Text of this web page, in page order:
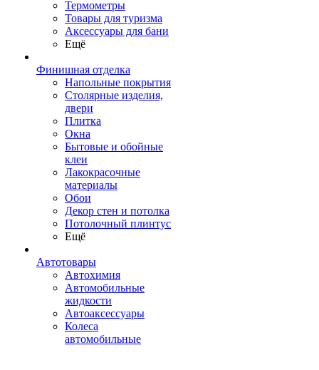
Термометры
Товары для туризма
Аксессуары для бани
Ещё
Финишная отделка
Напольные покрытия
Столярные изделия,
двери
Плитка
Окна
Бытовые и обойные
клеи
Лакокрасочные
материалы
Обои
Декор стен и потолка
Потолочный плинтус
Ещё
Автотовары
Автохимия
Автомобильные
жидкости
Автоаксессуары
Колеса
автомобильные